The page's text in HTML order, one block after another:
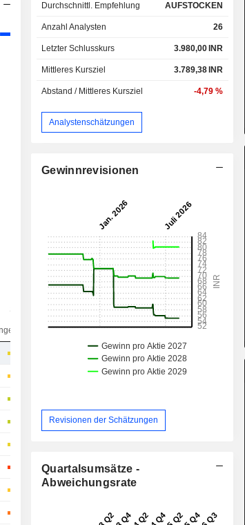
Streuung beim
Kursziel
Ziel/
Preisdifferenz
-4,79 %
+39,23 %
+8,2 %
+47,88 %
+21,66 %
+25,86 %
Durchschnittl. Empfehlung AUFSTOCKEN
Anzahl Analysten 26
Letzter Schlusskurs 3.980,00 INR
Mittleres Kursziel 3.789,38 INR
Abstand / Mittleres Kursziel -4,79 %
Analystenschätzungen
Gewinnrevisionen
Revisionen der Schätzungen
Quartalsumsätze -
Abweichungsrate